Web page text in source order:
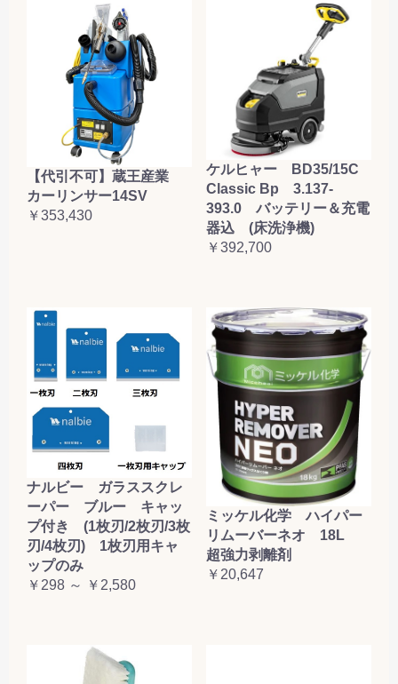
【代引不可】蔵王産業
カーリンサー14SV
￥353,430
ケルヒャー BD35/15C
Classic Bp 3.137-
393.0 バッテリー＆充電
器込 (床洗浄機)
￥392,700
ナルビー ガラススクレ
ーパー ブルー キャッ
プ付き (1枚刃/2枚刃/3枚
刃/4枚刃) 1枚刃用キャ
ップのみ
￥298 ～ ￥2,580
ミッケル化学 ハイパー
リムーバーネオ 18L
超強力剥離剤
￥20,647